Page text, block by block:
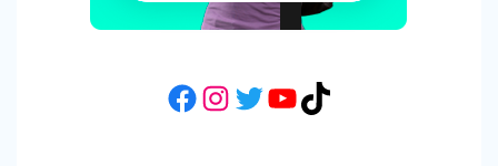
Facebook
Instagram
Twitter
YouTube
TikTok